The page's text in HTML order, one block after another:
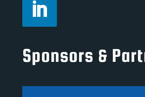
Sponsors &